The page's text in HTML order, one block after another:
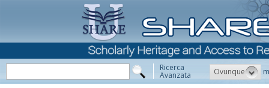
Ricerca
Avanzata Ovunque